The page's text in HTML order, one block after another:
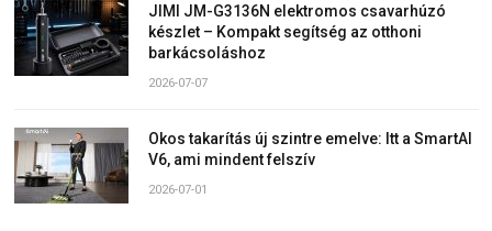
JIMI JM-G3136N elektromos csavarhúzó
készlet – Kompakt segítség az otthoni
barkácsoláshoz
2026-07-07
Okos takarítás új szintre emelve: Itt a SmartAI
V6, ami mindent felszív
2026-07-01